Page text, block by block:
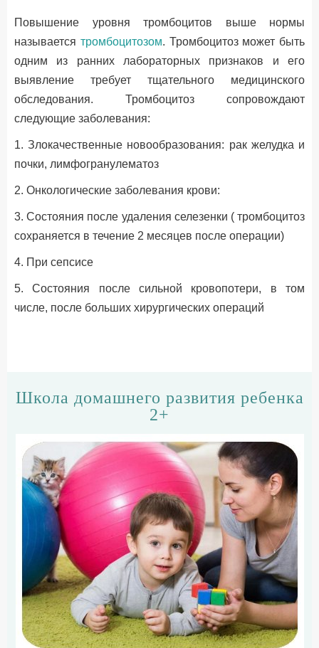
Повышение уровня тромбоцитов выше нормы
называется тромбоцитозом. Тромбоцитоз может быть
одним из ранних лабораторных признаков и его
выявление требует тщательного медицинского
обследования. Тромбоцитоз сопровождают
следующие заболевания:
1. Злокачественные новообразования: рак желудка и
почки, лимфогранулематоз
2. Онкологические заболевания крови:
3. Состояния после удаления селезенки ( тромбоцитоз
сохраняется в течение 2 месяцев после операции)
4. При сепсисе
5. Состояния после сильной кровопотери, в том
числе, после больших хирургических операций
Школа домашнего развития ребенка
2+